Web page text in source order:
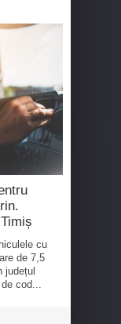
cu
de 7,5
județul
cod...